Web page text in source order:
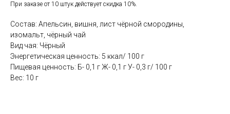
При заказе от 10 штук действует скидка 10%.
Состав: Апельсин, вишня, лист чёрной смородины,
изомальт, чёрный чай
Вид чая: Чёрный
Энергетическая ценность: 5 ккал/ 100 г
Пищевая ценность: Б- 0,1 г Ж- 0,1 г У- 0,3 г/ 100 г
Вес: 10 г